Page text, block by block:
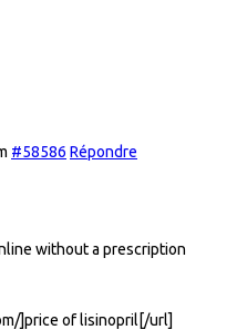
#58586 Répondre
without a prescription
]price of lisinopril[/url]